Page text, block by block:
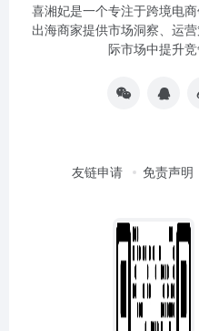
喜湘妃是一个专注于跨境电
出海商家提供市场洞察、运
际市场中提升竞
友链申请 免责声明